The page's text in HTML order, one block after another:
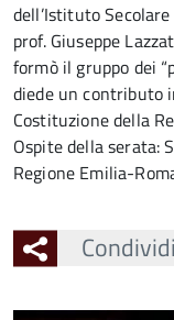
dell’Istituto
prof. Giuseppe
formò il gruppo dei
diede un contributo
Costituzione della
Ospite della serata:
Regione Emilia-
Condividi